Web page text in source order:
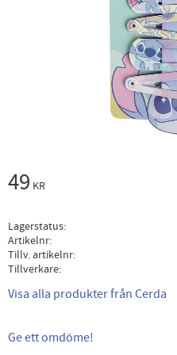
49 KR
Lagerstatus
Artikelnr
Tillv. artikelnr
Tillverkare
Visa alla produkter från Cerda
Ge ett omdöme!